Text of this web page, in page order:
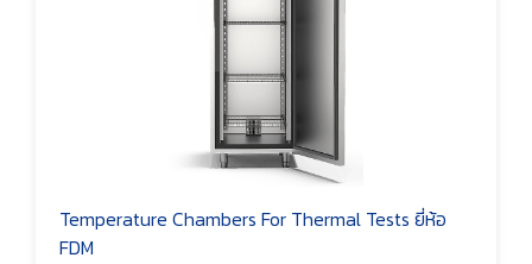
Temperature Chambers For Thermal Tests ยี่ห้อ
FDM